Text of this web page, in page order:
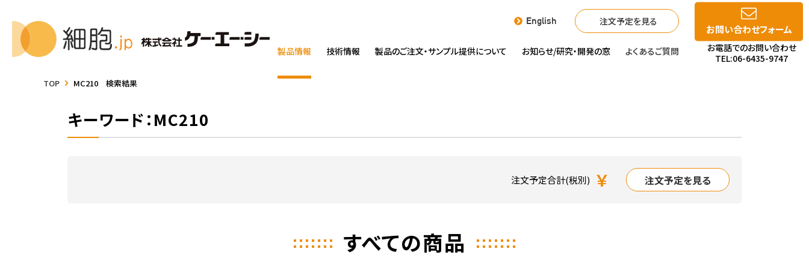
English 注文予定を見る
製品情報 技術情報 製品のご注文・サンプル提供について お知らせ/研究・開発の窓 よくあるご質問
お問い合わせフォーム
お電話でのお問い合わせ
TEL:06-6435-9747
TOP MC210 検索結果
キーワード：MC210
注文予定合計(税別) ￥ 注文予定を見る
すべての商品